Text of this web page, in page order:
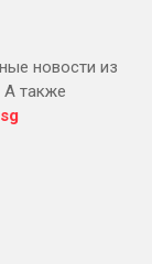
новости из
А также